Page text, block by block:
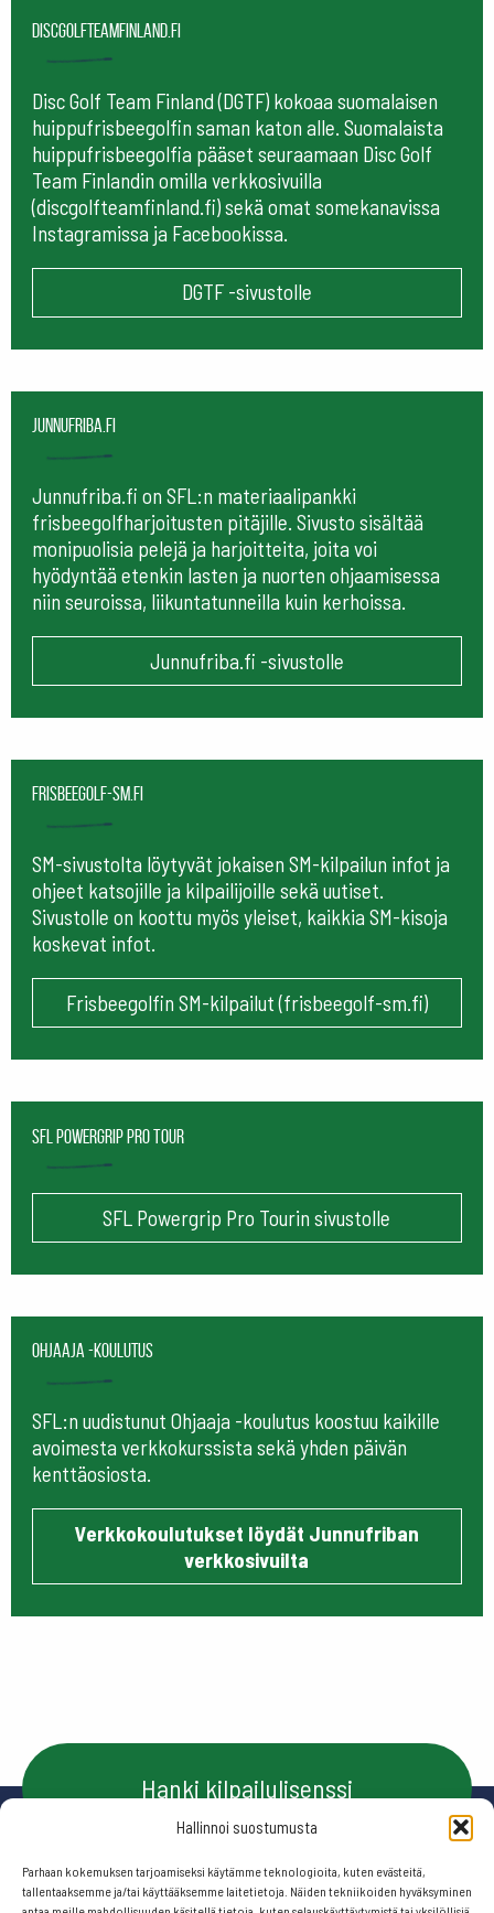
Hallinnoi suostumusta
Parhaan kokemuksen tarjoamiseksi käytämme teknologioita, kuten evästeitä,
tallentaaksemme ja/tai käyttääksemme laitetietoja. Näiden tekniikoiden hyväksyminen
Discgolfteamfinland.fi
Disc Golf Team Finland (DGTF) kokoaa suomalaisen
huippufrisbeegolfin saman katon alle. Suomalaista
huippufrisbeegolfia pääset seuraamaan Disc Golf
Team Finlandin omilla verkkosivuilla
(discgolfteamfinland.fi) sekä omat somekanavissa
Instagramissa ja Facebookissa.
DGTF -sivustolle
Junnufriba.fi
Junnufriba.fi on SFL:n materiaalipankki
frisbeegolfharjoitusten pitäjille. Sivusto sisältää
monipuolisia pelejä ja harjoitteita, joita voi
hyödyntää etenkin lasten ja nuorten ohjaamisessa
niin seuroissa, liikuntatunneilla kuin kerhoissa.
Junnufriba.fi -sivustolle
frisbeegolf-sm.fi
SM-sivustolta löytyvät jokaisen SM-kilpailun infot ja
ohjeet katsojille ja kilpailijoille sekä uutiset.
Sivustolle on koottu myös yleiset, kaikkia SM-kisoja
koskevat infot.
Frisbeegolfin SM-kilpailut (frisbeegolf-sm.fi)
SFL Powergrip Pro Tour
SFL Powergrip Pro Tourin sivustolle
Ohjaaja -koulutus
SFL:n uudistunut Ohjaaja -koulutus koostuu kaikille
avoimesta verkkokurssista sekä yhden päivän
kenttäosiosta.
Verkkokoulutukset löydät Junnufriban
verkkosivuilta
Hanki kilpailulisenssi
Ota yhteyttä